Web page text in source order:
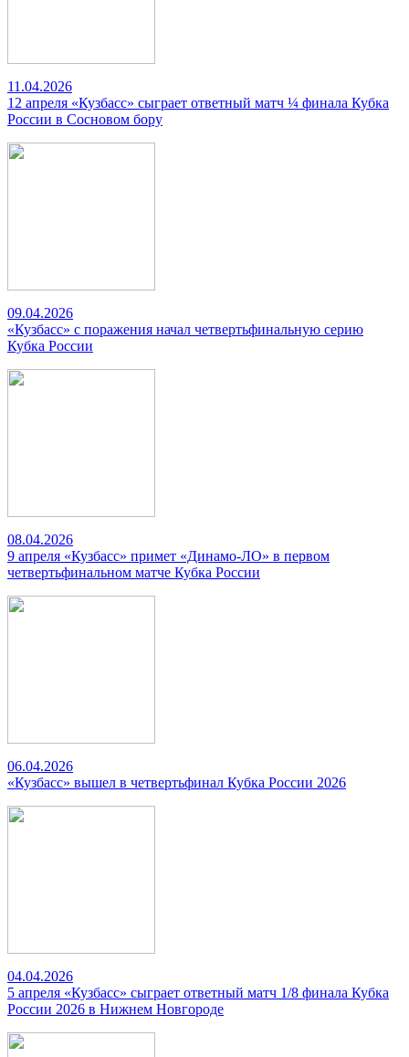
11.04.2026
12 апреля «Кузбасс» сыграет ответный матч ¼ финала Кубка
России в Сосновом бору
09.04.2026
«Кузбасс» с поражения начал четвертьфинальную серию
Кубка России
08.04.2026
9 апреля «Кузбасс» примет «Динамо-ЛО» в первом
четвертьфинальном матче Кубка России
06.04.2026
«Кузбасс» вышел в четвертьфинал Кубка России 2026
04.04.2026
5 апреля «Кузбасс» сыграет ответный матч 1/8 финала Кубка
России 2026 в Нижнем Новгороде